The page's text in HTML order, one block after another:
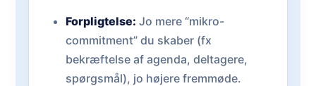
Forpligtelse: Jo mere “mikro-
commitment” du skaber (fx
bekræftelse af agenda, deltagere,
spørgsmål), jo højere fremmøde.